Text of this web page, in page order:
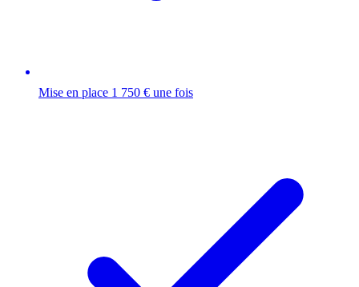
Mise en place 1 750 € une fois